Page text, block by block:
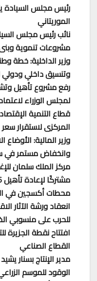
رئيس مجلس السيادة
الموريتاني
نائب رئيس مجلس
مشروعات تنموية وبنى
وزير الداخلية: خطة
وتنسيق داخلي ودولي
رفع مشروع تأهيل
لمجلس الوزراء
قطاع التنمية
المركزى لاستقرار
وزير المالية:
وانخفاض مستمر في
مركز الملك سلمان
محطات أكسجين في
انعقاد ورشة الآثار
للحرب على منسوبي
افتتاح نقطة الجزيرة
القطاع الصناعي
مدير الإنتاج بسنار
الوقود للموسم